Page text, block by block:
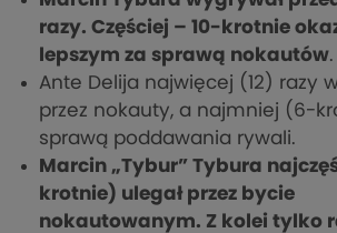
razy. Częściej – 10-krotnie
lepszym za sprawą nokautów.
Ante Delija najwięcej (12) razy
przez nokauty, a najmniej (6-
sprawą poddawania rywali.
Marcin „Tybur” Tybura
krotnie) ulegał przez bycie
nokautowanym. Z kolei tylko